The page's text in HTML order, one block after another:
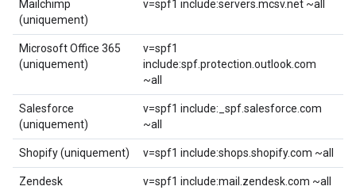
Mailchimp
(uniquement)
v=spf1 include:servers.mcsv.net ~all
Microsoft Office 365
(uniquement)
v=spf1
include:spf.protection.outlook.com
~all
Salesforce
(uniquement)
v=spf1 include:_spf.salesforce.com
~all
Shopify (uniquement) v=spf1 include:shops.shopify.com ~all
Zendesk
v=spf1 include:mail.zendesk.com ~all